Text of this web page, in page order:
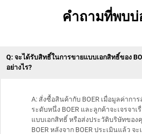
คำถามที่พบบ่
Q: จะได้รับสิทธิ์ในการขายแบบเอกสิทธิ์ของ
อย่างไร?
A: สั่งซื้อสินค้ากับ BOER เมื่อมูลค่าการ
ระดับหนึ่ง BOER และลูกค้าจะเจรจาเ
แบบเอกสิทธิ์ หรือส่งประวัติบริษัทของ
BOER หลังจาก BOER ประเมินแล้ว จะ